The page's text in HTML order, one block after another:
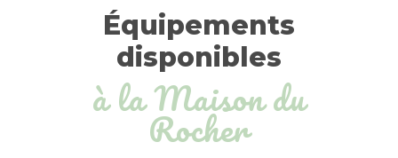
Équipements
disponibles
à la Maison du
Rocher